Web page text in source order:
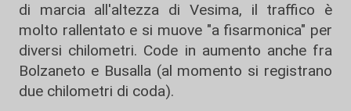
di marcia all'altezza di Vesima, il traffico è
molto rallentato e si muove "a fisarmonica" per
diversi chilometri. Code in aumento anche fra
Bolzaneto e Busalla (al momento si registrano
due chilometri di coda).